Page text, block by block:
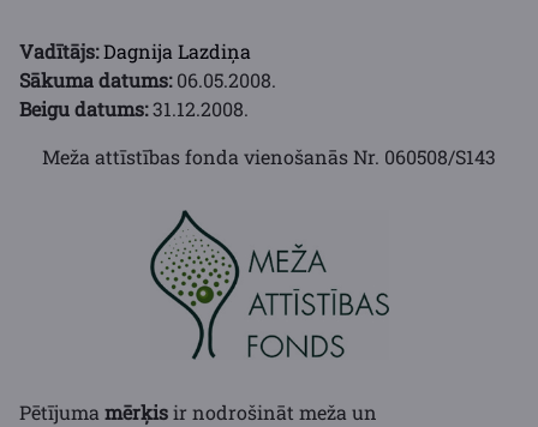
Vadītājs:Dagnija Lazdiņa
Sākuma datums:06.05.2008.
Beigu datums:31.12.2008.
Meža attīstības fonda vienošanās Nr. 060508/S143
Pētījuma mērķisir nodrošināt meža un